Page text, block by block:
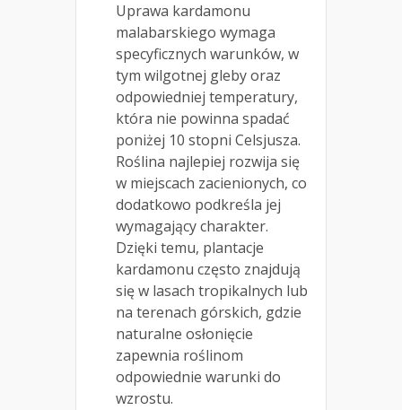
Uprawa kardamonu
malabarskiego wymaga
specyficznych warunków, w
tym wilgotnej gleby oraz
odpowiedniej temperatury,
która nie powinna spadać
poniżej 10 stopni Celsjusza.
Roślina najlepiej rozwija się
w miejscach zacienionych, co
dodatkowo podkreśla jej
wymagający charakter.
Dzięki temu, plantacje
kardamonu często znajdują
się w lasach tropikalnych lub
na terenach górskich, gdzie
naturalne osłonięcie
zapewnia roślinom
odpowiednie warunki do
wzrostu.